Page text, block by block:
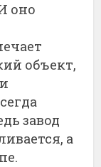
оно
объект,
завод
а